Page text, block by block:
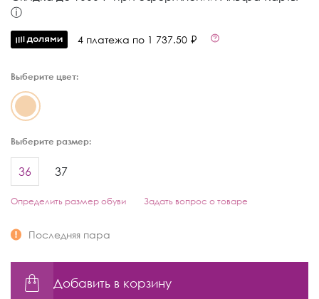
ⓘ
4 платежа по 1 737.50 ₽
Выберите цвет:
Выберите размер:
36 37
Определить размер обуви Задать вопрос о товаре
Последняя пара
Добавить в корзину